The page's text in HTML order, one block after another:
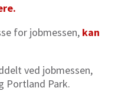
for jobmessen, kan
ved jobmessen,
Portland Park.